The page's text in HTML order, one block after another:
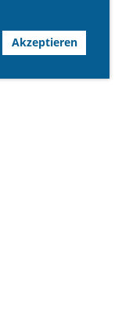
Akzeptieren